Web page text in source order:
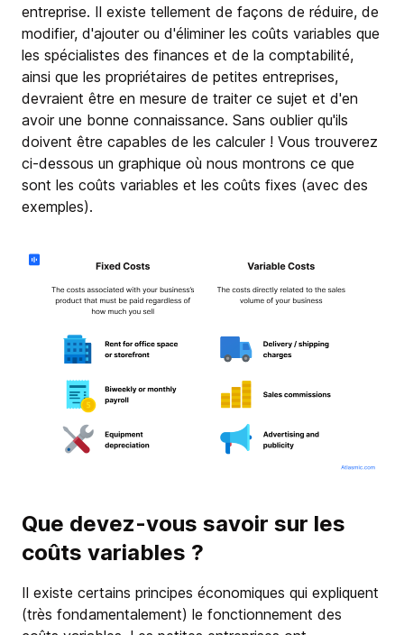
entreprise. Il existe tellement de façons de réduire, de
modifier, d'ajouter ou d'éliminer les coûts variables que
les spécialistes des finances et de la comptabilité,
ainsi que les propriétaires de petites entreprises,
devraient être en mesure de traiter ce sujet et d'en
avoir une bonne connaissance. Sans oublier qu'ils
doivent être capables de les calculer ! Vous trouverez
ci-dessous un graphique où nous montrons ce que
sont les coûts variables et les coûts fixes (avec des
exemples).
Que devez-vous savoir sur les
coûts variables ?
Il existe certains principes économiques qui expliquent
(très fondamentalement) le fonctionnement des